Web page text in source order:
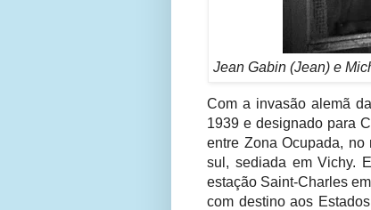
Jean Gabin (Jean) e
Com a invasão alemã
1939 e designado para
entre Zona Ocupada,
sul, sediada em Vichy.
estação Saint-Charles
com destino aos